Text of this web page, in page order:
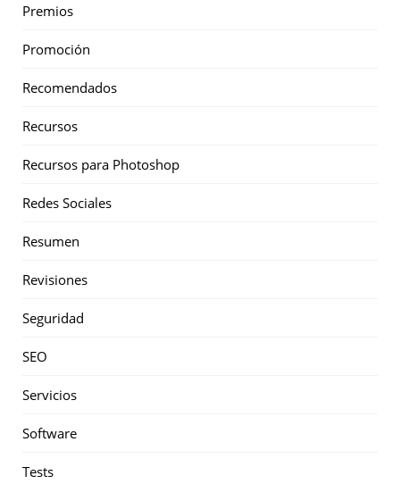
Premios
Promoción
Recomendados
Recursos
Recursos para Photoshop
Redes Sociales
Resumen
Revisiones
Seguridad
SEO
Servicios
Software
Tests